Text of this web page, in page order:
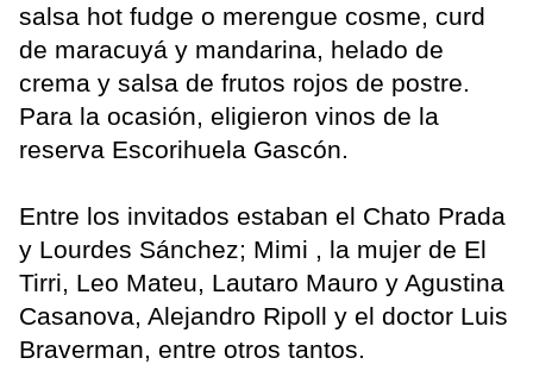
salsa hot fudge o merengue cosme, curd
de maracuyá y mandarina, helado de
crema y salsa de frutos rojos de postre.
Para la ocasión, eligieron vinos de la
reserva Escorihuela Gascón.
Entre los invitados estaban el Chato Prada
y Lourdes Sánchez; Mimi , la mujer de El
Tirri, Leo Mateu, Lautaro Mauro y Agustina
Casanova, Alejandro Ripoll y el doctor Luis
Braverman, entre otros tantos.